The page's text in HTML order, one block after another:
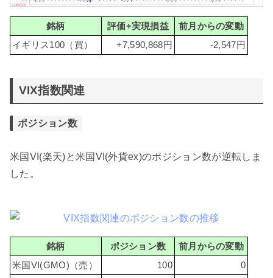
銘柄 評価+実現損益
前月からの変動
イギリス100（買）
+7,590,868円 -2,547円
VIX指数関連
ポジション数
米国VI(楽天)と米国VI(外貨ex)のポジション数が逆転しま
した。
銘柄 ポジション数
前月からの変動
米国VI(GMO)（売）
100
0